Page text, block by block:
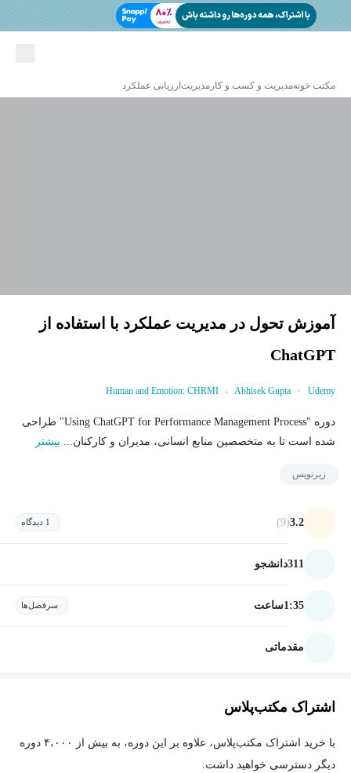
مکتب خونهمدیریت و کسب و کار مدیریت ارزیابی عملکرد
آموزش تحول در مدیریت عملکرد با استفاده از
ChatGPT
Udemy
Human and Emotion: CHRMI Abhisek Gupta
دوره "Using ChatGPT for Performance Management Process" طراحی
شده است تا به متخصصین منابع انسانی، مدیران و کارکنان... بیشتر
زیرنویس
3.2
(9) 1 دیدگاه
311دانشجو
1:35ساعت سرفصل‌ها
مقدماتی
اشتراک مکتب‌پلاس
با خرید اشتراک مکتب‌پلاس، علاوه بر این دوره، به بیش از ۴،۰۰۰ دوره
دیگر دسترسی خواهید داشت.